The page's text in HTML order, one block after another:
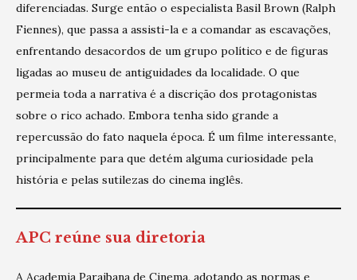
diferenciadas. Surge então o especialista Basil Brown (Ralph
Fiennes), que passa a assisti-la e a comandar as escavações,
enfrentando desacordos de um grupo político e de figuras
ligadas ao museu de antiguidades da localidade. O que
permeia toda a narrativa é a discrição dos protagonistas
sobre o rico achado. Embora tenha sido grande a
repercussão do fato naquela época. É um filme interessante,
principalmente para que detém alguma curiosidade pela
história e pelas sutilezas do cinema inglês.
APC reúne sua diretoria
A Academia Paraibana de Cinema, adotando as normas e